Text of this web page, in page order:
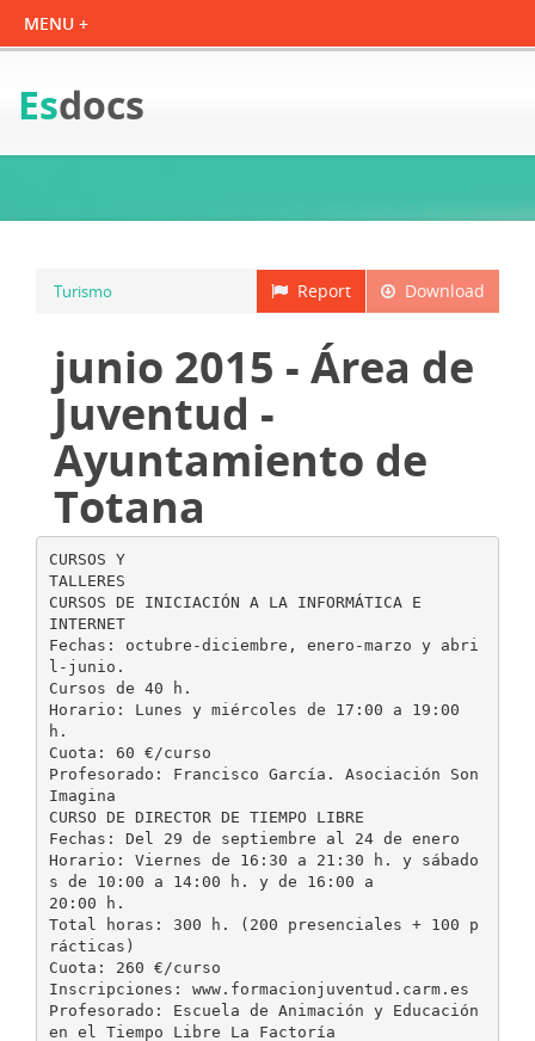
Esdocs
Download
Report
Turismo
junio 2015 - Área de
Juventud -
Ayuntamiento de
Totana
CURSOS Y
TALLERES
CURSOS DE INICIACIÓN A LA INFORMÁTICA E
INTERNET
Fechas: octubre-diciembre, enero-marzo y abri
l-junio.
Cursos de 40 h.
Horario: Lunes y miércoles de 17:00 a 19:00
h.
Cuota: 60 €/curso
Profesorado: Francisco García. Asociación Son
Imagina
CURSO DE DIRECTOR DE TIEMPO LIBRE
Fechas: Del 29 de septiembre al 24 de enero
Horario: Viernes de 16:30 a 21:30 h. y sábado
s de 10:00 a 14:00 h. y de 16:00 a
20:00 h.
Total horas: 300 h. (200 presenciales + 100 p
rácticas)
Cuota: 260 €/curso
Inscripciones: www.formacionjuventud.carm.es
Profesorado: Escuela de Animación y Educación
en el Tiempo Libre La Factoría